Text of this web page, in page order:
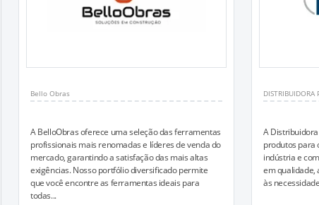
Bello Obras
A BelloObras oferece uma seleção das ferramentas
profissionais mais renomadas e líderes de venda do
mercado, garantindo a satisfação das mais altas
exigências. Nosso portfólio diversificado permite
que você encontre as ferramentas ideais para
todas...
DISTRIBUIDORA
A
produtos para
indústria e
em qualidade,
às